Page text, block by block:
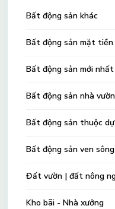
Bất động sản khác
Bất động sản mặt tiền
Bất động sản mới nhất
Bất động sản nhà
Bất động sản thuộc
Bất động sản ven sông
Đất vườn | đất nông
Kho bãi - Nhà xưởng